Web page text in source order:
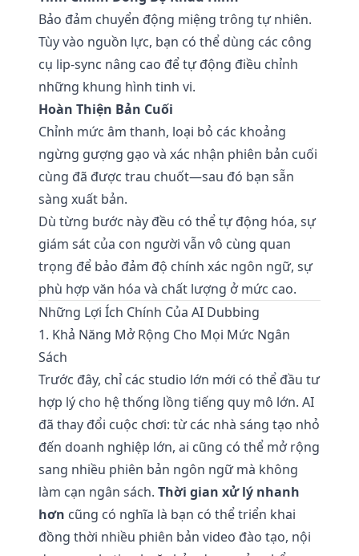
Bảo đảm chuyển động miệng trông tự nhiên.
Tùy vào nguồn lực, bạn có thể dùng các công
cụ lip-sync nâng cao để tự động điều chỉnh
những khung hình tinh vi.
Hoàn Thiện Bản Cuối
Chỉnh mức âm thanh, loại bỏ các khoảng
ngừng gượng gạo và xác nhận phiên bản cuối
cùng đã được trau chuốt—sau đó bạn sẵn
sàng xuất bản.
Dù từng bước này đều có thể tự động hóa, sự
giám sát của con người vẫn vô cùng quan
trọng để bảo đảm độ chính xác ngôn ngữ, sự
phù hợp văn hóa và chất lượng ở mức cao.
Những Lợi Ích Chính Của AI Dubbing
1. Khả Năng Mở Rộng Cho Mọi Mức Ngân
Sách
Trước đây, chỉ các studio lớn mới có thể đầu tư
hợp lý cho hệ thống lồng tiếng quy mô lớn. AI
đã thay đổi cuộc chơi: từ các nhà sáng tạo nhỏ
đến doanh nghiệp lớn, ai cũng có thể mở rộng
sang nhiều phiên bản ngôn ngữ mà không
làm cạn ngân sách. Thời gian xử lý nhanh
hơn cũng có nghĩa là bạn có thể triển khai
đồng thời nhiều phiên bản video đào tạo, nội